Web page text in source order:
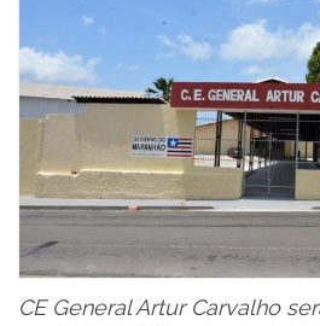
CE General Artur Carvalho